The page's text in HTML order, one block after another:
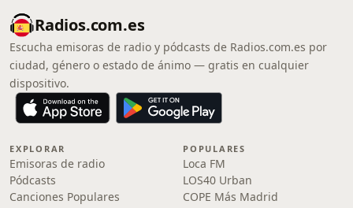
Radios.com.es
Escucha emisoras de radio y pódcasts de Radios.com.es por
ciudad, género o estado de ánimo — gratis en cualquier
dispositivo.
EXPLORAR
Emisoras de radio
Pódcasts
Canciones Populares
POPULARES
Loca FM
LOS40 Urban
COPE Más Madrid